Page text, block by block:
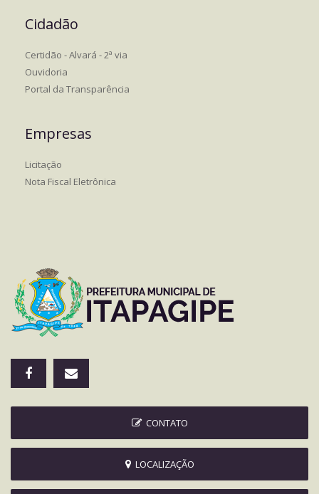
Cidadão
Certidão - Alvará - 2ª via
Ouvidoria
Portal da Transparência
Empresas
Licitação
Nota Fiscal Eletrônica
CONTATO
LOCALIZAÇÃO